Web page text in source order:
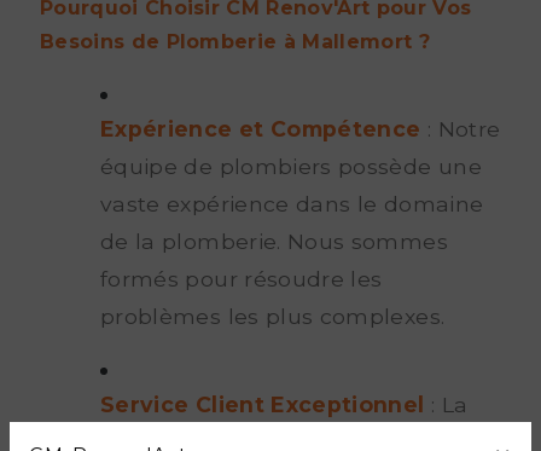
Pourquoi Choisir CM Renov'Art pour Vos
Besoins de Plomberie à Mallemort ?
Expérience et Compétence : Notre
équipe de plombiers possède une
vaste expérience dans le domaine
de la plomberie. Nous sommes
formés pour résoudre les
problèmes les plus complexes.
Service Client Exceptionnel
: La
satisfaction de nos clients est notre